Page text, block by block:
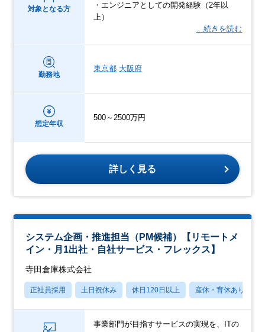
対象となる方
・エンジニアとしての開発経験（2年以
上）
…続きを読む
勤務地
東京都 大阪府
想定年収
500～2500万円
詳しく見る
システム企画・推進担当（PM候補）【リモートメ
イン・月1出社・自社サービス・フレックス】
寺田倉庫株式会社
正社員採用 土日祝休み 休日120日以上 産休・育休あり
事業部門が目指すサービスの実現を、ITの